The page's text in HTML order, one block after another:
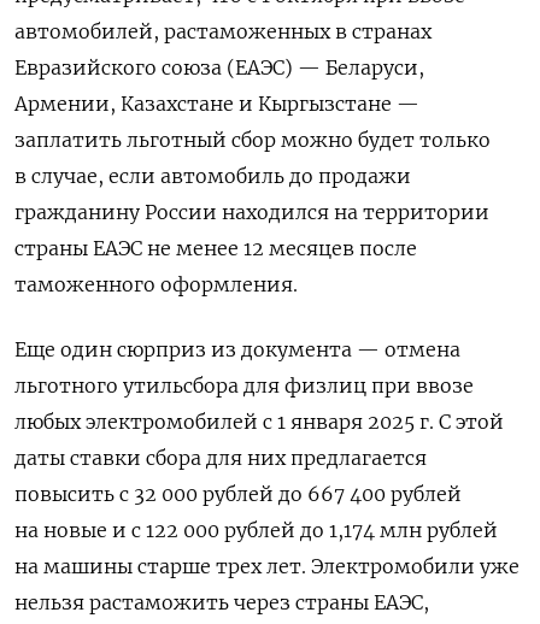
автомобилей, растаможенных в странах
Евразийского союза (ЕАЭС) — Беларуси,
Армении, Казахстане и Кыргызстане —
заплатить льготный сбор можно будет только
в случае, если автомобиль до продажи
гражданину России находился на территории
страны ЕАЭС не менее 12 месяцев после
таможенного оформления.
Еще один сюрприз из документа — отмена
льготного утильсбора для физлиц при ввозе
любых электромобилей с 1 января 2025 г. С этой
даты ставки сбора для них предлагается
повысить с 32 000 рублей до 667 400 рублей
на новые и с 122 000 рублей до 1,174 млн рублей
на машины старше трех лет. Электромобили уже
нельзя растаможить через страны ЕАЭС,